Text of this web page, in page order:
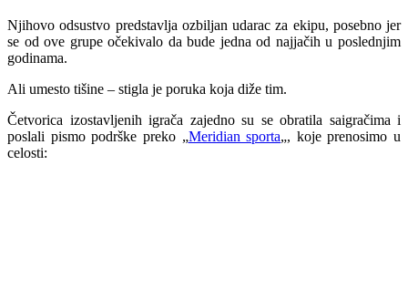
Njihovo odsustvo predstavlja ozbiljan udarac za ekipu, posebno jer
se od ove grupe očekivalo da bude jedna od najjačih u poslednjim
godinama.
Ali umesto tišine – stigla je poruka koja diže tim.
Četvorica izostavljenih igrača zajedno su se obratila saigračima i
poslali pismo podrške preko „Meridian sporta„, koje prenosimo u
celosti: